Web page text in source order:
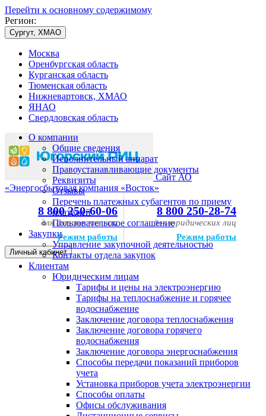
Перейти к основному содержимому
Регион:
Сургут, ХМАО
Москва
Оренбургская область
Курганская область
Тюменская область
Нижневартовск, ХМАО
ЯНАО
Свердловская область
Сайт АО
«Энергосбытовая компания «Восток»
8 800 250-60-06
для физических лиц
Режим работы
8 800 250-28-74
для юридических лиц
Режим работы
Личный кабинет
О компании
Общие сведения
Исполнительный аппарат
Правоустанавливающие документы
Реквизиты
Отзывы
Перечень платежных субагентов по приему
платежей
Пользовательское соглашение
Закупки
Управление закупочной деятельностью
Контакты отдела закупок
Клиентам
Юридическим лицам
Тарифы и цены на электроэнергию
Тарифы на теплоснабжение и горячее
водоснабжение
Заключение договора теплоснабжения
Заключение договора горячего
водоснабжения
Заключение договора энергоснабжения
Способы передачи показаний приборов
учета
Установка приборов учета электроэнергии
Способы оплаты
Офисы обслуживания